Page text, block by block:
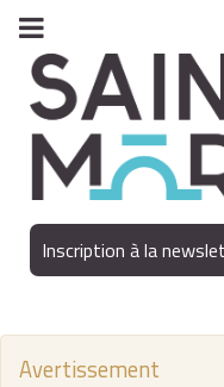
Inscription à la
Avertissement